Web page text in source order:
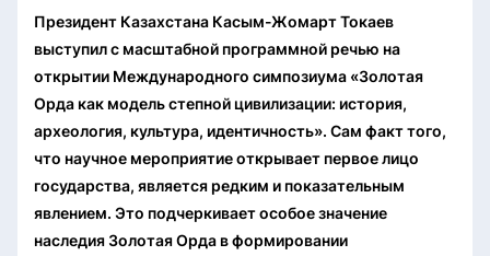
Президент Казахстана Касым-Жомарт Токаев
выступил с масштабной программной речью на
открытии Международного симпозиума «Золотая
Орда как модель степной цивилизации: история,
археология, культура, идентичность». Сам факт того,
что научное мероприятие открывает первое лицо
государства, является редким и показательным
явлением. Это подчеркивает особое значение
наследия Золотая Орда в формировании